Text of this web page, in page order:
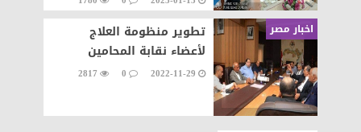
اخبار مصر
تطوير منظومة العلاج
لأعضاء نقابة المحامين
2022-11-29
0
2817